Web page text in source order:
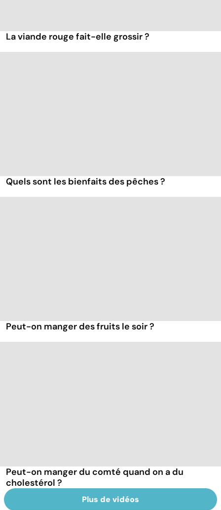
La viande rouge fait-elle grossir ?
Quels sont les bienfaits des pêches ?
Peut-on manger des fruits le soir ?
Peut-on manger du comté quand on a du
cholestérol ?
Plus de vidéos